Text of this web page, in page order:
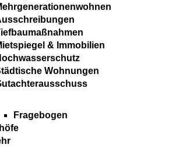
& Immobilien
Wohnungen
Fragebogen